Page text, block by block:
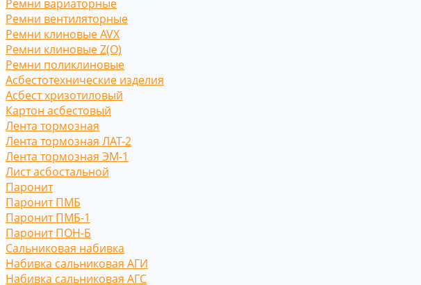
Ремни вариаторные
Ремни вентиляторные
Ремни клиновые AVX
Ремни клиновые Z(O)
Ремни поликлиновые
Асбестотехнические изделия
Асбест хризотиловый
Картон асбестовый
Лента тормозная
Лента тормозная ЛАТ-2
Лента тормозная ЭМ-1
Лист асбостальной
Паронит
Паронит ПМБ
Паронит ПМБ-1
Паронит ПОН-Б
Сальниковая набивка
Набивка сальниковая АГИ
Набивка сальниковая АГС